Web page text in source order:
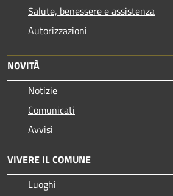
Salute, benessere e assistenza
Autorizzazioni
NOVITÀ
Notizie
Comunicati
Avvisi
VIVERE IL COMUNE
Luoghi